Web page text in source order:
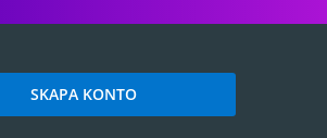
SKAPA KONTO